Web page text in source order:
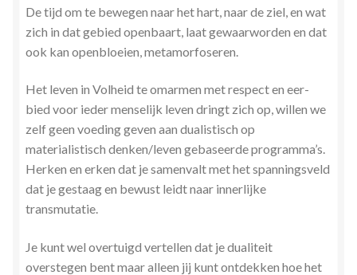
De tijd om te bewegen naar het hart, naar de ziel, en wat
zich in dat gebied openbaart, laat gewaarworden en dat
ook kan openbloeien, metamorfoseren.
Het leven in Volheid te omarmen met respect en eer-
bied voor ieder menselijk leven dringt zich op, willen we
zelf geen voeding geven aan dualistisch op
materialistisch denken/leven gebaseerde programma’s.
Herken en erken dat je samenvalt met het spanningsveld
dat je gestaag en bewust leidt naar innerlijke
transmutatie.
Je kunt wel overtuigd vertellen dat je dualiteit
overstegen bent maar alleen jij kunt ontdekken hoe het